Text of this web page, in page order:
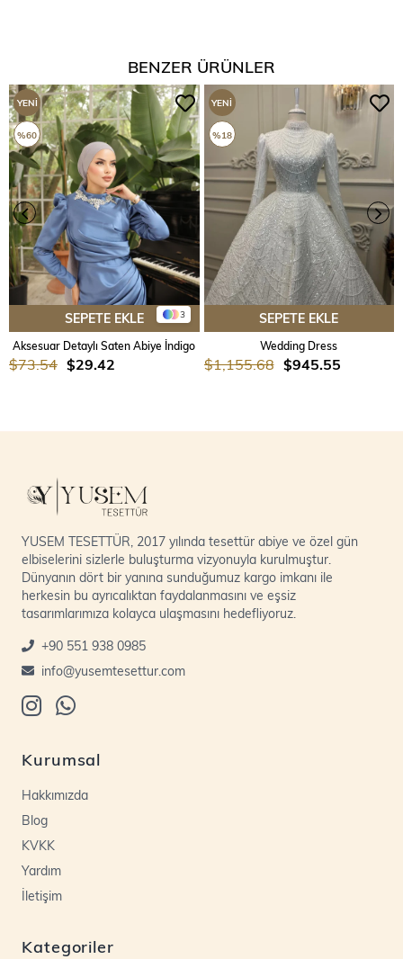
BENZER ÜRÜNLER
3
SEPETE EKLE
Aksesuar Detaylı Saten Abiye İndigo
$29.42
$73.54
YENI
ÜRÜN
%60
SEPETE EKLE
Wedding Dress
$945.55
$1,155.68
YENI
ÜRÜN
%18
YUSEM TESETTÜR, 2017 yılında tesettür abiye ve özel gün
elbiselerini sizlerle buluşturma vizyonuyla kurulmuştur.
Dünyanın dört bir yanına sunduğumuz kargo imkanı ile
herkesin bu ayrıcalıktan faydalanmasını ve eşsiz
tasarımlarımıza kolayca ulaşmasını hedefliyoruz.
+90 551 938 0985
info@yusemtesettur.com
Kurumsal
Hakkımızda
Blog
KVKK
Yardım
İletişim
Kategoriler